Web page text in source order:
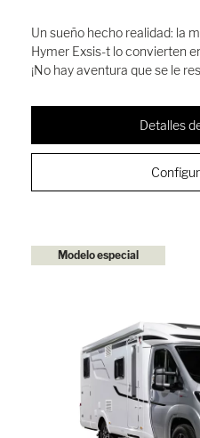
Un sueño hecho realidad: la
Hymer Exsis-t lo convierten
¡No hay aventura que se le
Detalles
Modelo especial